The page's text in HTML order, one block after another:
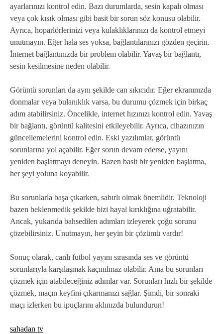
ayarlarınızı kontrol edin. Bazı durumlarda, sesin kapalı olması
veya çok kısık olması gibi basit bir sorun söz konusu olabilir.
Ayrıca, hoparlörlerinizi veya kulaklıklarınızı da kontrol etmeyi
unutmayın. Eğer hala ses yoksa, bağlantılarınızı gözden geçirin.
İnternet bağlantınızda bir problem olabilir. Yavaş bir bağlantı,
sesin kesilmesine neden olabilir.
Görüntü sorunları da aynı şekilde can sıkıcıdır. Eğer ekranınızda
donmalar veya bulanıklık varsa, bu durumu çözmek için birkaç
adım atabilirsiniz. Öncelikle, internet hızınızı kontrol edin. Yavaş
bir bağlantı, görüntü kalitesini etkileyebilir. Ayrıca, cihazınızın
güncellemelerini kontrol edin. Eski yazılımlar, görüntü
sorunlarına yol açabilir. Eğer sorun devam ederse, yayını
yeniden başlatmayı deneyin. Bazen basit bir yeniden başlatma,
her şeyi yoluna koyabilir.
Bu sorunlarla başa çıkarken, sabırlı olmak önemlidir. Teknoloji
bazen beklenmedik şekilde bizi hayal kırıklığına uğratabilir.
Ancak, yukarıda bahsedilen adımları izleyerek çoğu sorunu
çözebilirsiniz. Unutmayın, her şeyin bir çözümü vardır!
Sonuç olarak, canlı futbol yayını sırasında ses ve görüntü
sorunlarıyla karşılaşmak kaçınılmaz olabilir. Ama bu sorunları
çözmek için atabileceğiniz adımlar var. Sorunları hızlı bir şekilde
çözmek, maçın keyfini çıkarmanızı sağlar. Şimdi, bir sonraki
maçı izlerken bu ipuçlarını aklınızda bulundurun!
sahadan tv